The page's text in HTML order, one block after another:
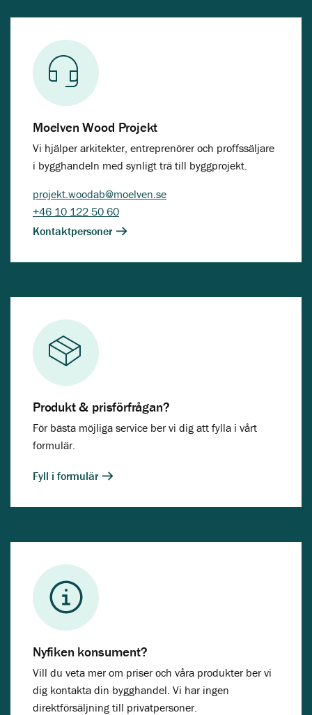
Moelven Wood Projekt
Vi hjälper arkitekter, entreprenörer och proffssäljare
i bygghandeln med synligt trä till byggprojekt.
projekt.woodab@moelven.se
+46 10 122 50 60
Kontaktpersoner
Produkt & prisförfrågan?
För bästa möjliga service ber vi dig att fylla i vårt
formulär.
Fyll i formulär
Nyfiken konsument?
Vill du veta mer om priser och våra produkter ber vi
dig kontakta din bygghandel. Vi har ingen
direktförsäljning till privatpersoner.